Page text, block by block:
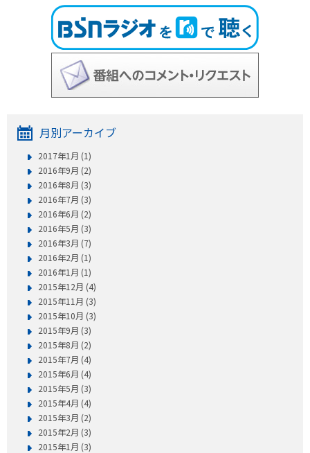
月別アーカイブ
2017年1月 (1)
2016年9月 (2)
2016年8月 (3)
2016年7月 (3)
2016年6月 (2)
2016年5月 (3)
2016年3月 (7)
2016年2月 (1)
2016年1月 (1)
2015年12月 (4)
2015年11月 (3)
2015年10月 (3)
2015年9月 (3)
2015年8月 (2)
2015年7月 (4)
2015年6月 (4)
2015年5月 (3)
2015年4月 (4)
2015年3月 (2)
2015年2月 (3)
2015年1月 (3)